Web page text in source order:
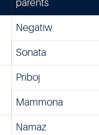
parents
Negatiw
Sonata
Priboj
Mammona
Namaz